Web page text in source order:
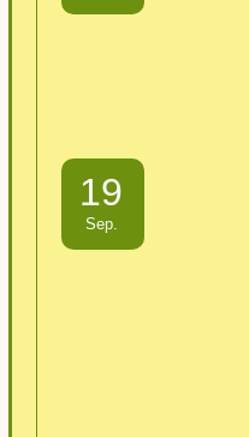
19
Sep.